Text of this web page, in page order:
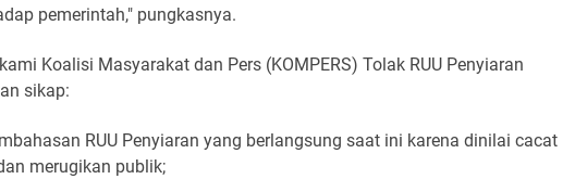
pemerintah," pungkasnya.
Koalisi Masyarakat dan Pers (KOMPERS) Tolak RUU Penyiaran
sikap:
RUU Penyiaran yang berlangsung saat ini karena dinilai cacat
merugikan publik;